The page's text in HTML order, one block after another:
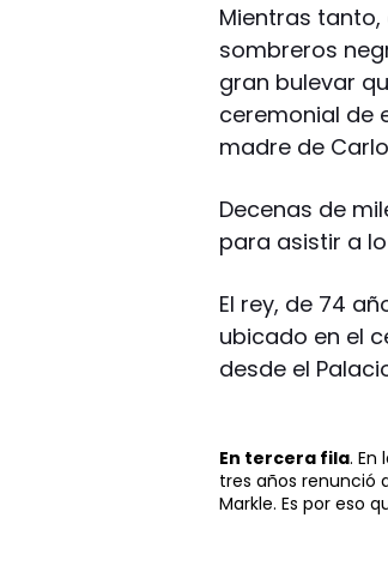
Mientras
sombreros
gran bulevar
ceremonial de
madre de
Decenas de
para asistir a
El rey, de 74
ubicado en el
desde el
En tercera fila. En
tres años renunció
Markle. Es por eso